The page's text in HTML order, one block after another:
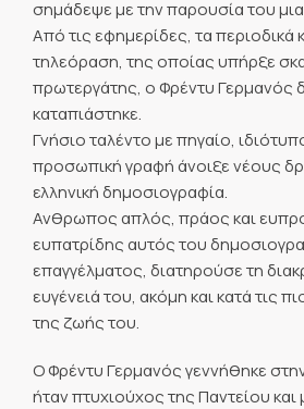
σημάδεψε με την παρουσία του
Από τις εφημερίδες, τα περιοδικά
τηλεόραση, της οποίας υπήρξε
πρωτεργάτης, ο Φρέντυ Γερμανός
καταπιάστηκε.
Γνήσιο ταλέντο με πηγαίο,
προσωπική γραφή άνοιξε νέους
ελληνική δημοσιογραφία.
Ανθρωπος απλός, πράος και
ευπατρίδης αυτός του
επαγγέλματος, διατηρούσε τη
ευγένειά του, ακόμη και κατά τις
της ζωής του.
Ο Φρέντυ Γερμανός γεννήθηκε
ήταν πτυχιούχος της Παντείου και